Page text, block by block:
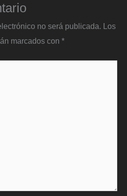
no será publicada. Los
marcados con *